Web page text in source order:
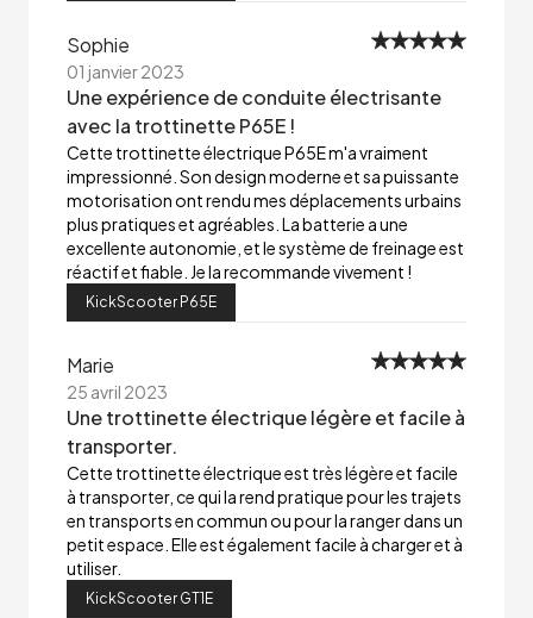
Sophie
01 janvier 2023
Une expérience de conduite électrisante
avec la trottinette P65E !
Cette trottinette électrique P65E m'a vraiment
impressionné. Son design moderne et sa puissante
motorisation ont rendu mes déplacements urbains
plus pratiques et agréables. La batterie a une
excellente autonomie, et le système de freinage est
réactif et fiable. Je la recommande vivement !
KickScooter P65E
Marie
25 avril 2023
Une trottinette électrique légère et facile à
transporter.
Cette trottinette électrique est très légère et facile
à transporter, ce qui la rend pratique pour les trajets
en transports en commun ou pour la ranger dans un
petit espace. Elle est également facile à charger et à
utiliser.
KickScooter GT1E